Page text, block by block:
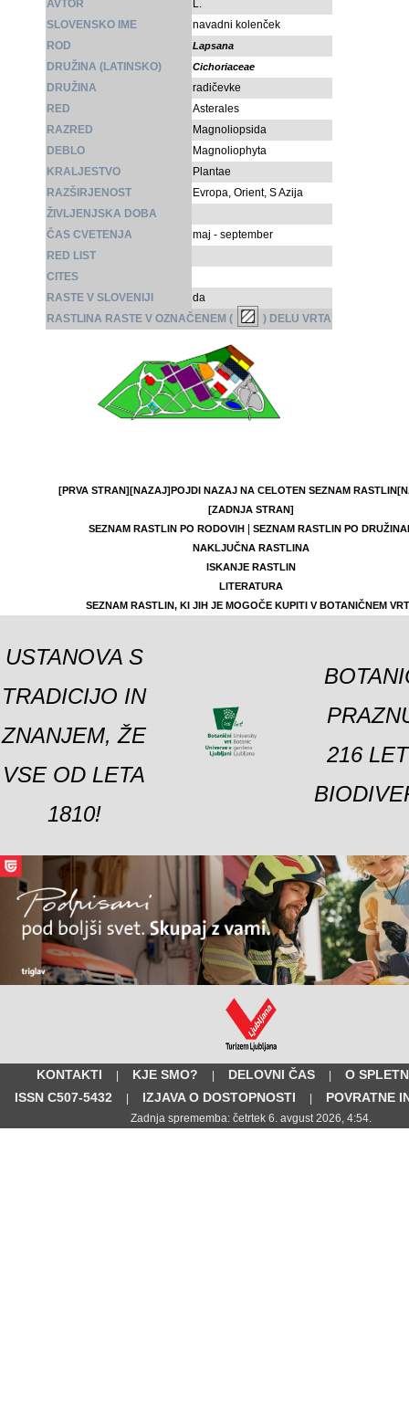
AVTOR
L.
SLOVENSKO IME
navadni kolenček
ROD
Lapsana
DRUŽINA (LATINSKO) Cichoriaceae
DRUŽINA
radičevke
RED
Asterales
RAZRED
Magnoliopsida
DEBLO
Magnoliophyta
KRALJESTVO
Plantae
RAZŠIRJENOST
Evropa, Orient, S Azija
ŽIVLJENJSKA DOBA
ČAS CVETENJA
maj - september
RED LIST
CITES
RASTE V SLOVENIJI
da
RASTLINA RASTE V OZNAČENEM (
) DELU VRTA
[PRVA STRAN][NAZAJ]POJDI NAZAJ NA CELOTEN SEZNAM RASTLIN
[ZADNJA STRAN]
SEZNAM RASTLIN PO RODOVIH|
SEZNAM RASTLIN PO
NAKLJUČNA RASTLINA
ISKANJE RASTLIN
LITERATURA
SEZNAM RASTLIN, KI JIH JE MOGOČE KUPITI V BOTANIČNEM
USTANOVA S
TRADICIJO IN
ZNANJEM, ŽE
VSE OD LETA
1810!
216
KONTAKTI | KJE SMO? | DELOVNI ČAS |
O
ISSN C507-5432
| IZJAVA O DOSTOPNOSTI | POVRATNE
Zadnja sprememba: četrtek 6. avgust 2026, 4:54.